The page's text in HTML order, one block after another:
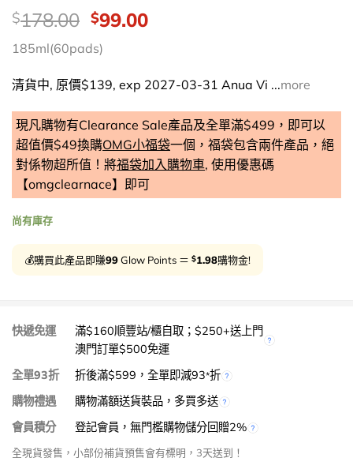
價
錢：
$178.00 Original
price
was:
$178.00.
$99.00Current
$99.00.
185ml(60pads)
清貨中, 原價$139, exp 2027-03-31 Anua Vi ...more
現凡購物有Clearance Sale產品及全單滿$499，即可以
超值價$49換購OMG小福袋一個，福袋包含兩件產品，絕
對係物超所值！將福袋加入購物車, 使用優惠碼
【omgclearnace】即可
尚有庫存
💰購買此產品即賺99Glow Points ＝ $1.98購物金!
快遞免運
滿$160順豐站/櫃自取；$250+送上門
澳門訂單$500免運
全單93折
折後滿$599，全單即減93*折
購物禮遇
購物滿額送貨裝品，多買多送
會員積分
登記會員，無門檻購物儲分回贈2%
全現貨發售，小部份補貨預售會有標明，3天送到！